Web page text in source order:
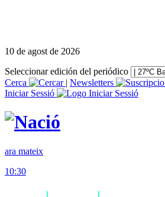
10 de agost de 2026
Seleccionar edición del periódico
Cerca
| Newsletters
Iniciar Sessió
ara mateix
10:30